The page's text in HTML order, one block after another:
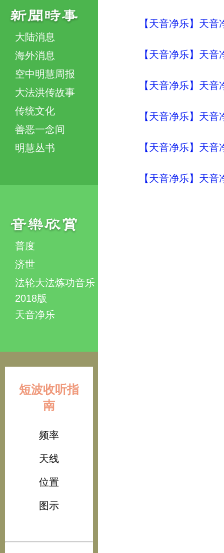
大陆消息
海外消息
空中明慧周报
大法洪传故事
传统文化
善恶一念间
明慧丛书
普度
济世
法轮大法炼功音乐
2018版
天音净乐
短波收听指
南
频率
天线
位置
图示
【天音净乐】天
【天音净乐】天
【天音净乐】天
【天音净乐】天
【天音净乐】天
【天音净乐】天